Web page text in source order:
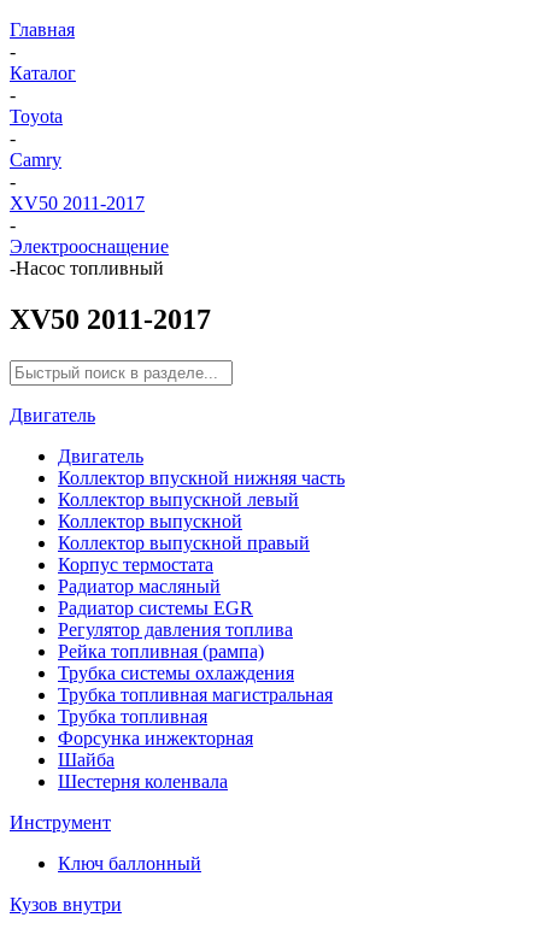
Главная
-
Каталог
-
Toyota
-
Camry
-
XV50 2011-2017
-
Электрооснащение
-Насос топливный
XV50 2011-2017
Двигатель
Двигатель
Коллектор впускной нижняя часть
Коллектор выпускной левый
Коллектор выпускной
Коллектор выпускной правый
Корпус термостата
Радиатор масляный
Радиатор системы EGR
Регулятор давления топлива
Рейка топливная (рампа)
Трубка системы охлаждения
Трубка топливная магистральная
Трубка топливная
Форсунка инжекторная
Шайба
Шестерня коленвала
Инструмент
Ключ баллонный
Кузов внутри